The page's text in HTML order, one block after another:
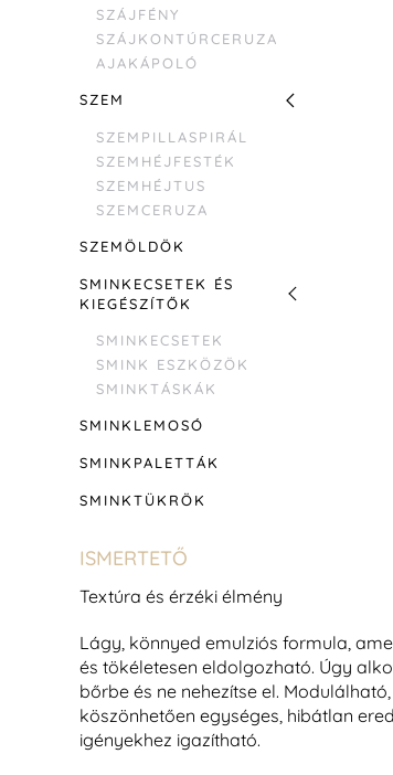
SZÁJFÉNY
SZÁJKONTÚRCERUZA
AJAKÁPOLÓ
SZEM
SZEMPILLASPIRÁL
SZEMHÉJFESTÉK
SZEMHÉJTUS
SZEMCERUZA
SZEMÖLDÖK
SMINKECSETEK ÉS
KIEGÉSZÍTŐK
SMINKECSETEK
SMINK ESZKÖZÖK
SMINKTÁSKÁK
SMINKLEMOSÓ
SMINKPALETTÁK
SMINKTÜKRÖK
ISMERTETŐ
Textúra és érzéki élmény
Lágy, könnyed emulziós formula,
és tökéletesen eldolgozható. Úgy
bőrbe és ne nehezítse el.
köszönhetően egységes, hibátlan
igényekhez igazítható.